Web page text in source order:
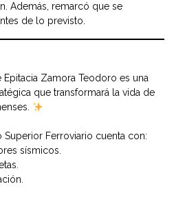
Además, remarcó que se
de lo previsto.
Epitacia Zamora Teodoro es una
que transformará la vida de
Superior Ferroviario cuenta con:
sísmicos.